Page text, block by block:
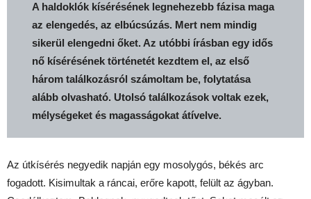
A haldoklók kísérésének legnehezebb fázisa maga
az elengedés, az elbúcsúzás. Mert nem mindig
sikerül elengedni őket. Az utóbbi írásban egy idős
nő kísérésének történetét kezdtem el, az első
három találkozásról számoltam be, folytatása
alább olvasható. Utolsó találkozások voltak ezek,
mélységeket és magasságokat átívelve.
Az útkísérés negyedik napján egy mosolygós, békés arc
fogadott. Kisimultak a ráncai, erőre kapott, felült az ágyban.